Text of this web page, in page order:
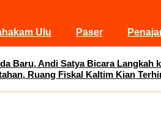
Ulu Paser
Baru, Andi Satya Bicara Langkah
Ruang Fiskal Kaltim Kian